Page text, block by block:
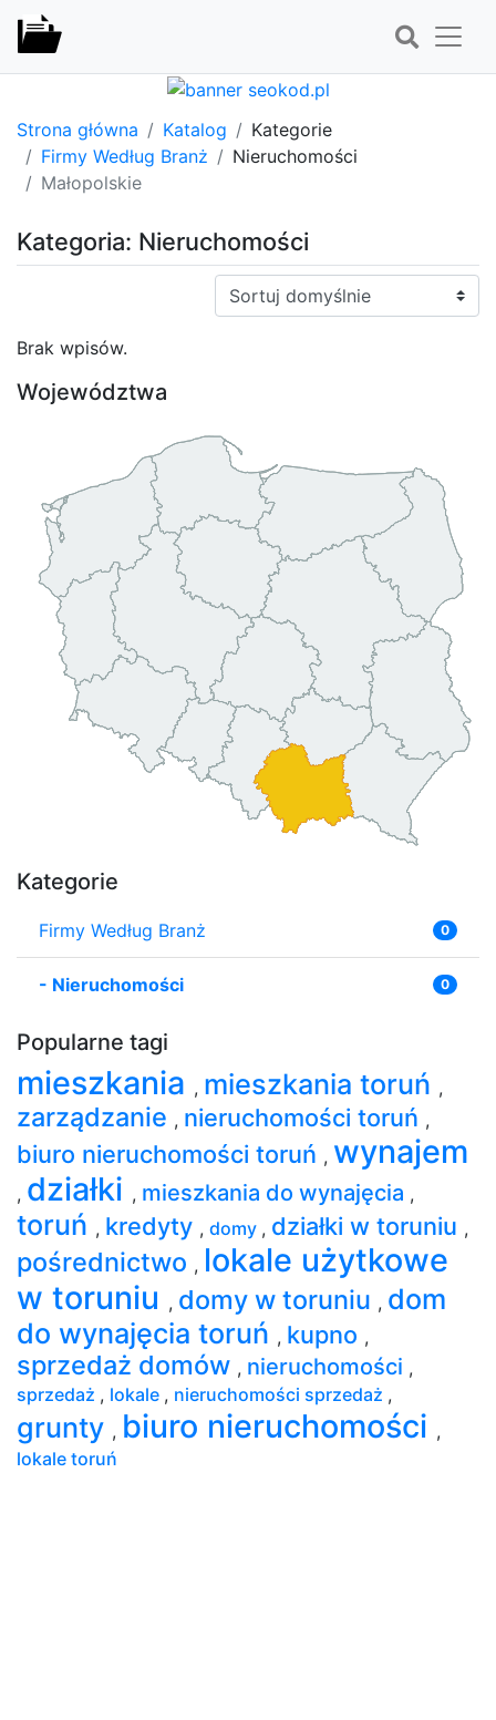
Strona główna Katalog
Kategorie
Firmy Według Branż
Nieruchomości
Małopolskie
Kategoria: Nieruchomości
Sortuj:
Brak wpisów.
Województwa
Kategorie
Firmy Według Branż 0
- Nieruchomości 0
Popularne tagi
mieszkania , mieszkania toruń ,
zarządzanie , nieruchomości toruń ,
biuro nieruchomości toruń , wynajem
, działki , mieszkania do wynajęcia ,
toruń , kredyty , domy , działki w toruniu ,
pośrednictwo , lokale użytkowe
w toruniu , domy w toruniu , dom
do wynajęcia toruń , kupno ,
sprzedaż domów , nieruchomości ,
sprzedaż , lokale , nieruchomości sprzedaż ,
grunty , biuro nieruchomości ,
lokale toruń